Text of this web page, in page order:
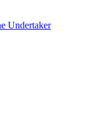
Undertaker